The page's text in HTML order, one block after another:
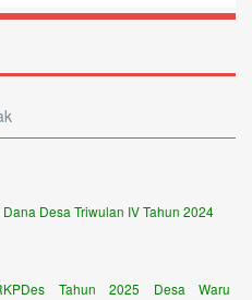
Desa Triwulan IV Tahun 2024
Tahun 2025 Desa Waru